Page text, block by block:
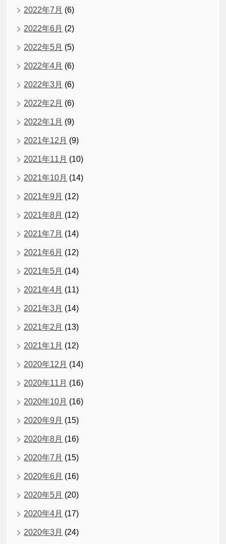
2022年7月 (6)
2022年6月 (2)
2022年5月 (5)
2022年4月 (6)
2022年3月 (6)
2022年2月 (6)
2022年1月 (9)
2021年12月 (9)
2021年11月 (10)
2021年10月 (14)
2021年9月 (12)
2021年8月 (12)
2021年7月 (14)
2021年6月 (12)
2021年5月 (14)
2021年4月 (11)
2021年3月 (14)
2021年2月 (13)
2021年1月 (12)
2020年12月 (14)
2020年11月 (16)
2020年10月 (16)
2020年9月 (15)
2020年8月 (16)
2020年7月 (15)
2020年6月 (16)
2020年5月 (20)
2020年4月 (17)
2020年3月 (24)